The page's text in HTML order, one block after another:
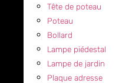
Tête de poteau
Poteau
Bollard
Lampe piédestal
Lampe de jardin
Plaque adresse